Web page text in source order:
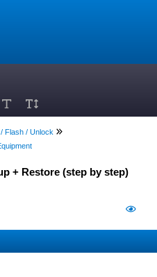
Flash / Unlock
+ Restore (step by step)